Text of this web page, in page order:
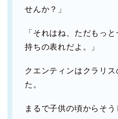
せんか？」
「それはね、ただもっ
持ちの表れだよ。」
クエンティンはクラリ
た。
まるで子供の頃からそう